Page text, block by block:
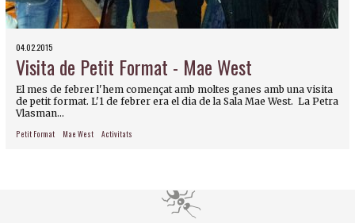
04.02.2015
Visita de Petit Format - Mae West
El mes de febrer l'hem començat amb moltes ganes amb una visita
de petit format. L'1 de febrer era el dia de la Sala Mae West. La Petra
Vlasman...
Petit Format Mae West Activitats